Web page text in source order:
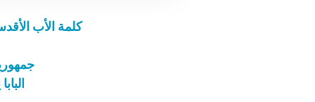
كلمة الأب